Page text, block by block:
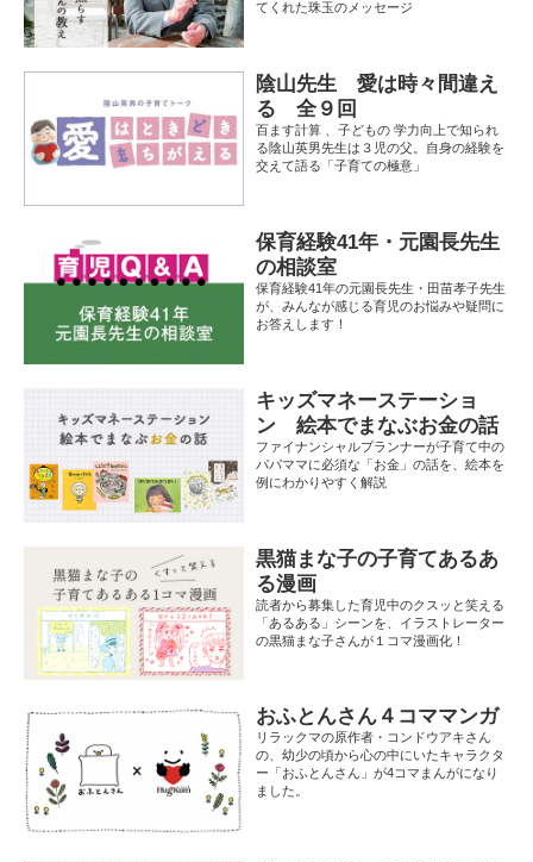
てくれた珠玉のメッセージ
陰山先生 愛は時々間違え
る 全９回
百ます計算 、子どもの 学力向上で知られ
る陰山英男先生は３児の父。自身の経験を
交えて語る「子育ての極意」
保育経験41年・元園長先生
の相談室
保育経験41年の元園長先生・田苗孝子先生
が、みんなが感じる育児のお悩みや疑問に
お答えします！
キッズマネーステーショ
ン 絵本でまなぶお金の話
ファイナンシャルプランナーが子育て中の
パパママに必須な「お金」の話を、絵本を
例にわかりやすく解説
黒猫まな子の子育てあるあ
る漫画
読者から募集した育児中のクスッと笑える
「あるある」シーンを、イラストレーター
の黒猫まな子さんが１コマ漫画化！
おふとんさん４コママンガ
リラックマの原作者・コンドウアキさん
の、幼少の頃から心の中にいたキャラクタ
ー「おふとんさん」が4コマまんがになり
ました。